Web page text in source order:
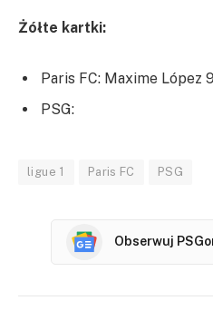
Żółte kartki:
Paris FC: Maxime López
PSG:
ligue 1 Paris FC PSG
Obserwuj